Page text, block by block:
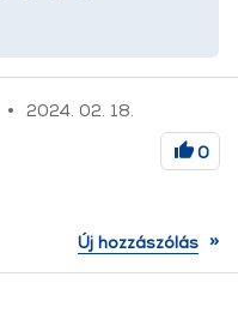
2024. 02. 18.
0
Új hozzászólás »